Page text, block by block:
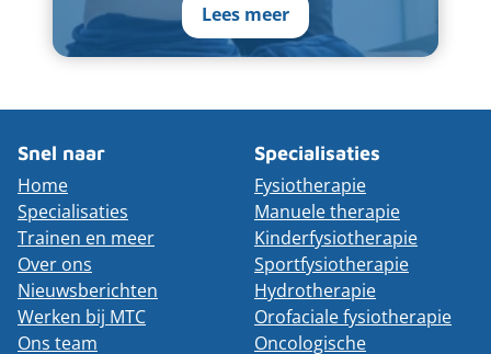
Lees meer
Snel naar
Home
Specialisaties
Trainen en meer
Over ons
Nieuwsberichten
Werken bij MTC
Ons team
Specialisaties
Fysiotherapie
Manuele therapie
Kinderfysiotherapie
Sportfysiotherapie
Hydrotherapie
Orofaciale fysiotherapie
Oncologische